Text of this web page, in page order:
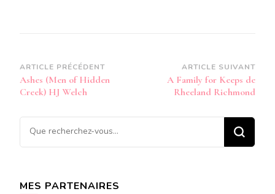
Navigation
d’article
ARTICLE PRÉCÉDENT
Ashes (Men of Hidden
Creek) HJ Welch
ARTICLE SUIVANT
A Family for Keeps de
Rheeland Richmond
Vous
recherchiez
MES PARTENAIRES